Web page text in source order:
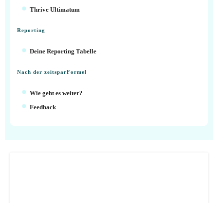
Thrive Ultimatum
Reporting
Deine Reporting Tabelle
Nach der zeitsparFormel
Wie geht es weiter?
Feedback